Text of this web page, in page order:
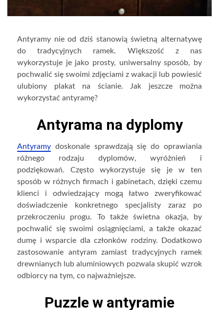
Antyramy nie od dziś stanowią świetną alternatywę
do tradycyjnych ramek. Większość z nas
wykorzystuje je jako prosty, uniwersalny sposób, by
pochwalić się swoimi zdjęciami z wakacji lub powiesić
ulubiony plakat na ścianie. Jak jeszcze można
wykorzystać antyramę?
Antyrama na dyplomy
Antyramy doskonale sprawdzają się do oprawiania
różnego rodzaju dyplomów, wyróżnień i
podziękowań. Często wykorzystuje się je w ten
sposób w różnych firmach i gabinetach, dzięki czemu
klienci i odwiedzający mogą łatwo zweryfikować
doświadczenie konkretnego specjalisty zaraz po
przekroczeniu progu. To także świetna okazja, by
pochwalić się swoimi osiągnięciami, a także okazać
dumę i wsparcie dla członków rodziny. Dodatkowo
zastosowanie antyram zamiast tradycyjnych ramek
drewnianych lub aluminiowych pozwala skupić wzrok
odbiorcy na tym, co najważniejsze.
Puzzle w antyramie